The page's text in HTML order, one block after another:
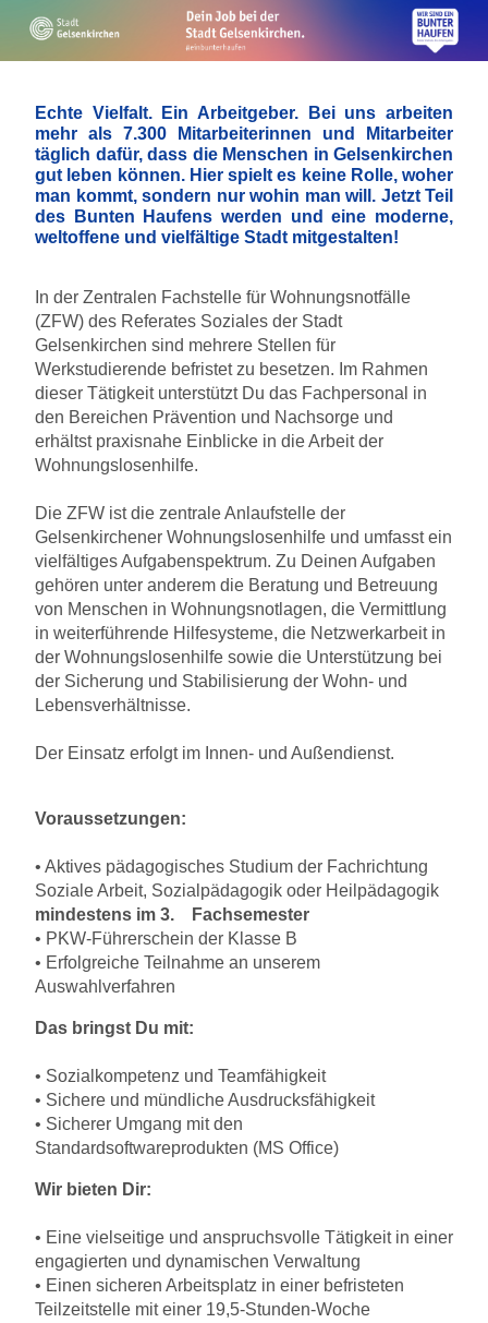
Echte Vielfalt. Ein Arbeitgeber. Bei uns arbeiten
mehr als 7.300 Mitarbeiterinnen und Mitarbeiter
täglich dafür, dass die Menschen in Gelsenkirchen
gut leben können. Hier spielt es keine Rolle, woher
man kommt, sondern nur wohin man will. Jetzt Teil
des Bunten Haufens werden und eine moderne,
weltoffene und vielfältige Stadt mitgestalten!
In der Zentralen Fachstelle für Wohnungsnotfälle
(ZFW) des Referates Soziales der Stadt
Gelsenkirchen sind mehrere Stellen für
Werkstudierende befristet zu besetzen. Im Rahmen
dieser Tätigkeit unterstützt Du das Fachpersonal in
den Bereichen Prävention und Nachsorge und
erhältst praxisnahe Einblicke in die Arbeit der
Wohnungslosenhilfe.
Die ZFW ist die zentrale Anlaufstelle der
Gelsenkirchener Wohnungslosenhilfe und umfasst ein
vielfältiges Aufgabenspektrum. Zu Deinen Aufgaben
gehören unter anderem die Beratung und Betreuung
von Menschen in Wohnungsnotlagen, die Vermittlung
in weiterführende Hilfesysteme, die Netzwerkarbeit in
der Wohnungslosenhilfe sowie die Unterstützung bei
der Sicherung und Stabilisierung der Wohn- und
Lebensverhältnisse.
Der Einsatz erfolgt im Innen- und Außendienst.
Voraussetzungen:
• Aktives pädagogisches Studium der Fachrichtung
Soziale Arbeit, Sozialpädagogik oder Heilpädagogik
mindestens im 3. Fachsemester
• PKW-Führerschein der Klasse B
• Erfolgreiche Teilnahme an unserem
Auswahlverfahren
Das bringst Du mit:
• Sozialkompetenz und Teamfähigkeit
• Sichere und mündliche Ausdrucksfähigkeit
• Sicherer Umgang mit den
Standardsoftwareprodukten (MS Office)
Wir bieten Dir:
• Eine vielseitige und anspruchsvolle Tätigkeit in einer
engagierten und dynamischen Verwaltung
• Einen sicheren Arbeitsplatz in einer befristeten
Teilzeitstelle mit einer 19,5-Stunden-Woche